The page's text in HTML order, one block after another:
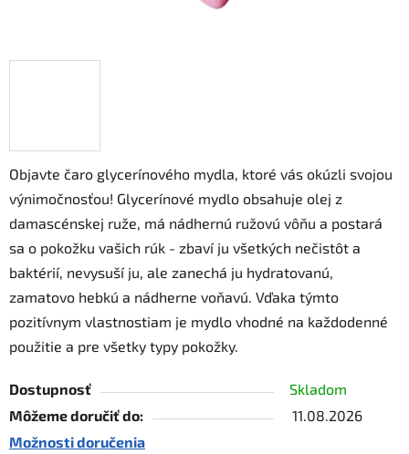
Objavte čaro glycerínového mydla, ktoré vás okúzli svojou
výnimočnosťou! Glycerínové mydlo obsahuje olej z
damascénskej ruže, má nádhernú ružovú vôňu a postará
sa o pokožku vašich rúk - zbaví ju všetkých nečistôt a
baktérií, nevysuší ju, ale zanechá ju hydratovanú,
zamatovo hebkú a nádherne voňavú. Vďaka týmto
pozitívnym vlastnostiam je mydlo vhodné na každodenné
použitie a pre všetky typy pokožky.
Dostupnosť
Skladom
Môžeme doručiť do:
11.08.2026
Možnosti doručenia